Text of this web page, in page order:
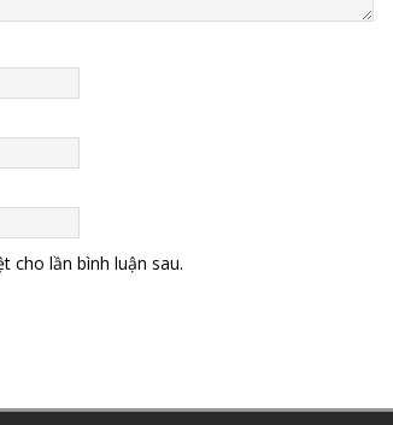
cho lần bình luận sau.